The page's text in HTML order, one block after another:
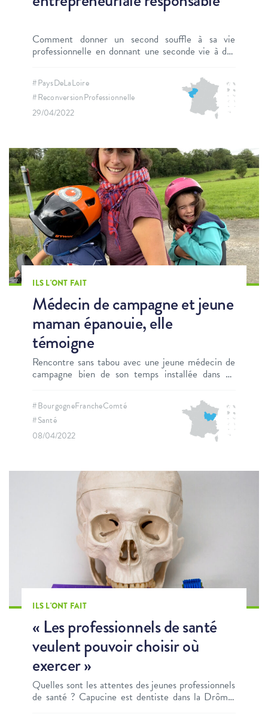
Comment donner un second souffle à sa vie
professionnelle en donnant une seconde vie à des
marque de vêtements pour enfants Second Sew.
#PaysDeLaLoire
#ReconversionProfessionnelle
29/04/2022
ILS L'ONT FAIT
Médecin de campagne et jeune
maman épanouie, elle
témoigne
Rencontre sans tabou avec une jeune médecin de
campagne bien de son temps installée dans un
#BourgogneFrancheComté
#Santé
08/04/2022
ILS L'ONT FAIT
« Les professionnels de santé
veulent pouvoir choisir où
exercer »
Quelles sont les attentes des jeunes professionnels
de santé ? Capucine est dentiste dans la Drôme.